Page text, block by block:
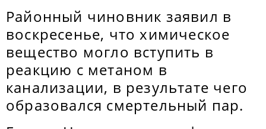
Районный чиновник заявил в
воскресенье, что химическое
вещество могло вступить в
реакцию с метаном в
канализации, в результате чего
образовался смертельный пар.